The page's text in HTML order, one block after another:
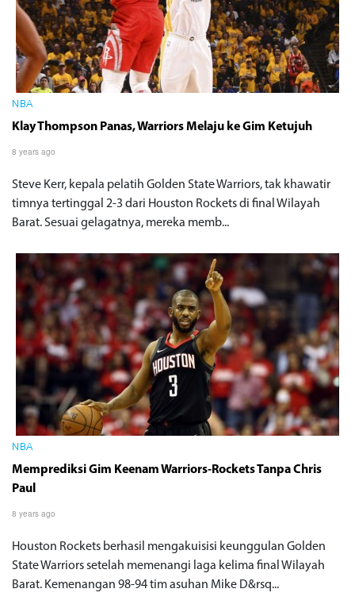
NBA
Klay Thompson Panas, Warriors Melaju ke Gim Ketujuh
8 years ago
Steve Kerr, kepala pelatih Golden State Warriors, tak khawatir
timnya tertinggal 2-3 dari Houston Rockets di final Wilayah
Barat. Sesuai gelagatnya, mereka memb...
NBA
Memprediksi Gim Keenam Warriors-Rockets Tanpa Chris
Paul
8 years ago
Houston Rockets berhasil mengakuisisi keunggulan Golden
State Warriors setelah memenangi laga kelima final Wilayah
Barat. Kemenangan 98-94 tim asuhan Mike D&rsq...